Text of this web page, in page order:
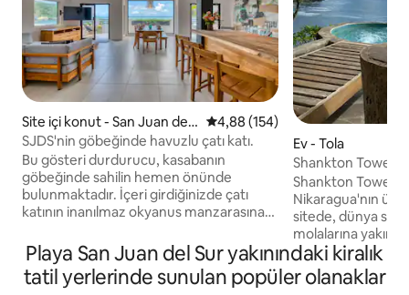
Site içi konut - San Juan del
Sur
5 üzerinden ortalama 4,88
4,88 (154)
SJDS'nin göbeğinde havuzlu çatı katı.
Bu gösteri durdurucu, kasabanın
göbeğinde sahilin hemen önünde
bulunmaktadır. İçeri girdiğinizde çatı
katının inanılmaz okyanus manzarasına
Plajın yaklaşık 180 derecelik
manzarasıyla, arkadaşlarınızı
kıskandıracak en iyi Instagram
Ev - Tola
Shankton Tower |
Klima |
Shankton Tower,
Nikaragua'nın
sitede, dünya
molalarına yakın
konumda yer alan
Ev, hızlı kablosuz
modern teknoloji
Playa San Juan del Sur yakınındaki kiralık
tatil yerlerinde sunulan popüler olanaklar